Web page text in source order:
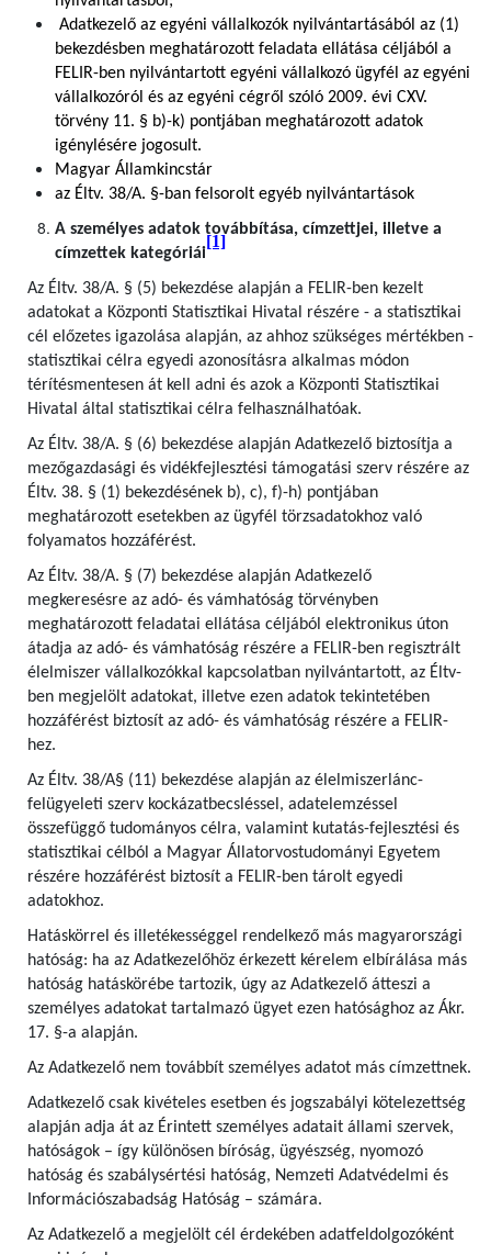
Adatkezelő az egyéni vállalkozók nyilvántartásából az (1)
bekezdésben meghatározott feladata ellátása céljából a
FELIR-ben nyilvántartott egyéni vállalkozó ügyfél az egyéni
vállalkozóról és az egyéni cégről szóló 2009. évi CXV.
törvény 11. § b)-k) pontjában meghatározott adatok
igénylésére jogosult.
Magyar Államkincstár
az Éltv. 38/A. §-ban felsorolt egyéb nyilvántartások
A személyes adatok továbbítása, címzettjei, illetve a
címzettek kategóriái
[1]
Az Éltv. 38/A. § (5) bekezdése alapján a FELIR-ben kezelt
adatokat a Központi Statisztikai Hivatal részére - a statisztikai
cél előzetes igazolása alapján, az ahhoz szükséges mértékben -
statisztikai célra egyedi azonosításra alkalmas módon
térítésmentesen át kell adni és azok a Központi Statisztikai
Hivatal által statisztikai célra felhasználhatóak.
Az Éltv. 38/A. § (6) bekezdése alapján Adatkezelő biztosítja a
mezőgazdasági és vidékfejlesztési támogatási szerv részére az
Éltv. 38. § (1) bekezdésének b), c), f)-h) pontjában
meghatározott esetekben az ügyfél törzsadatokhoz való
folyamatos hozzáférést.
Az Éltv. 38/A. § (7) bekezdése alapján Adatkezelő
megkeresésre az adó- és vámhatóság törvényben
meghatározott feladatai ellátása céljából elektronikus úton
átadja az adó- és vámhatóság részére a FELIR-ben regisztrált
élelmiszer vállalkozókkal kapcsolatban nyilvántartott, az Éltv-
ben megjelölt adatokat, illetve ezen adatok tekintetében
hozzáférést biztosít az adó- és vámhatóság részére a FELIR-
hez.
Az Éltv. 38/A§ (11) bekezdése alapján az élelmiszerlánc-
felügyeleti szerv kockázatbecsléssel, adatelemzéssel
összefüggő tudományos célra, valamint kutatás-fejlesztési és
statisztikai célból a Magyar Állatorvostudományi Egyetem
részére hozzáférést biztosít a FELIR-ben tárolt egyedi
adatokhoz.
Hatáskörrel és illetékességgel rendelkező más magyarországi
hatóság: ha az Adatkezelőhöz érkezett kérelem elbírálása más
hatóság hatáskörébe tartozik, úgy az Adatkezelő átteszi a
személyes adatokat tartalmazó ügyet ezen hatósághoz az Ákr.
17. §-a alapján.
Az Adatkezelő nem továbbít személyes adatot más címzettnek.
Adatkezelő csak kivételes esetben és jogszabályi kötelezettség
alapján adja át az Érintett személyes adatait állami szervek,
hatóságok – így különösen bíróság, ügyészség, nyomozó
hatóság és szabálysértési hatóság, Nemzeti Adatvédelmi és
Információszabadság Hatóság – számára.
Az Adatkezelő a megjelölt cél érdekében adatfeldolgozóként